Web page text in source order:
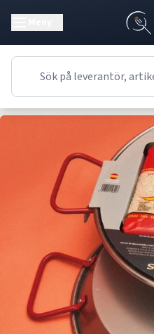
Recept Huvudrätt Spanskt